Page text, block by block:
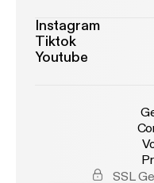
Instagram
Tiktok
Youtube
SSL